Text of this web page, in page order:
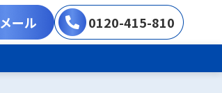
メール 0120-415-810